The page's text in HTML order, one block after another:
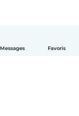
Messages Favoris